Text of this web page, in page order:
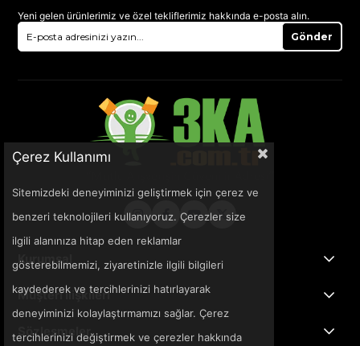
Yeni gelen ürünlerimiz ve özel tekliflerimiz hakkında e-posta alın.
Gönder
Kurumsal
Müşteri İlişkileri
Sözleşmeler
Çerez Kullanımı
Sitemizdeki deneyiminizi geliştirmek için çerez ve
benzeri teknolojileri kullanıyoruz. Çerezler size
ilgili alanınıza hitap eden reklamlar
gösterebilmemizi, ziyaretinizle ilgili bilgileri
kaydederek ve tercihlerinizi hatırlayarak
deneyiminizi kolaylaştırmamızı sağlar. Çerez
tercihlerinizi değiştirmek ve çerezler hakkında